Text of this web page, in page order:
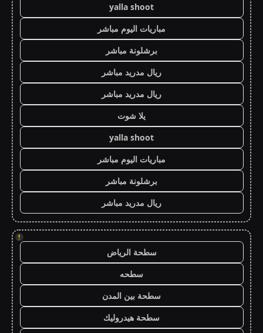
yalla shoot
مباريات اليوم مباشر
برشلونة مباشر
ريال مدريد مباشر
ريال مدريد مباشر
يلا شوت
yalla shoot
مباريات اليوم مباشر
برشلونة مباشر
ريال مدريد مباشر
!
سطحة الرياض
سطحه
سطحة بين المدن
سطحة هيدروليك